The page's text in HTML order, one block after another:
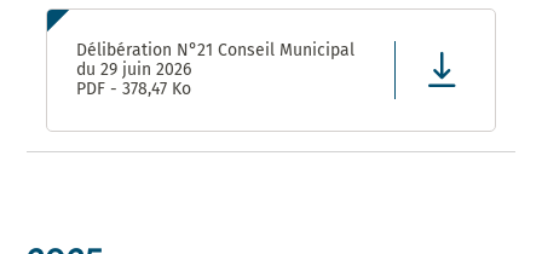
Ressources de Juillet 2026
Délibération N°21 Conseil Municipal
du 29 juin 2026
PDF - 378,47 Ko